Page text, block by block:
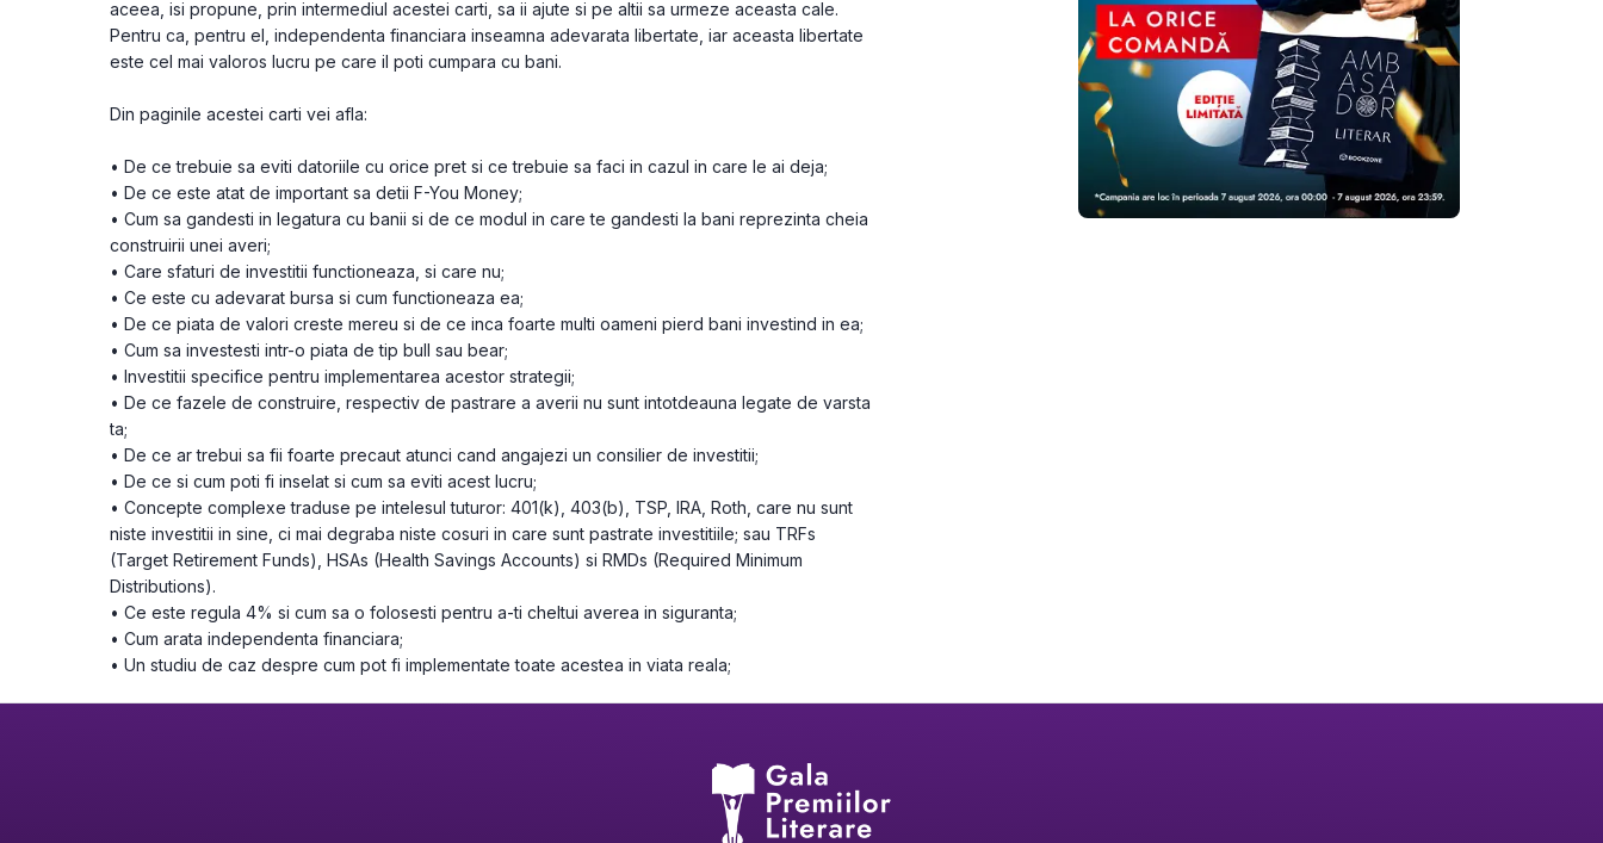
aceea, isi propune, prin intermediul acestei carti, sa ii ajute si pe altii sa urmeze aceasta cale.
Pentru ca, pentru el, independenta financiara inseamna adevarata libertate, iar aceasta libertate
este cel mai valoros lucru pe care il poti cumpara cu bani.
Din paginile acestei carti vei afla:
• De ce trebuie sa eviti datoriile cu orice pret si ce trebuie sa faci in cazul in care le ai deja;
• De ce este atat de important sa detii F-You Money;
• Cum sa gandesti in legatura cu banii si de ce modul in care te gandesti la bani reprezinta cheia
construirii unei averi;
• Care sfaturi de investitii functioneaza, si care nu;
• Ce este cu adevarat bursa si cum functioneaza ea;
• De ce piata de valori creste mereu si de ce inca foarte multi oameni pierd bani investind in ea;
• Cum sa investesti intr-o piata de tip bull sau bear;
• Investitii specifice pentru implementarea acestor strategii;
• De ce fazele de construire, respectiv de pastrare a averii nu sunt intotdeauna legate de varsta
ta;
• De ce ar trebui sa fii foarte precaut atunci cand angajezi un consilier de investitii;
• De ce si cum poti fi inselat si cum sa eviti acest lucru;
• Concepte complexe traduse pe intelesul tuturor: 401(k), 403(b), TSP, IRA, Roth, care nu sunt
niste investitii in sine, ci mai degraba niste cosuri in care sunt pastrate investitiile; sau TRFs
(Target Retirement Funds), HSAs (Health Savings Accounts) si RMDs (Required Minimum
Distributions).
• Ce este regula 4% si cum sa o folosesti pentru a-ti cheltui averea in siguranta;
• Cum arata independenta financiara;
• Un studiu de caz despre cum pot fi implementate toate acestea in viata reala;